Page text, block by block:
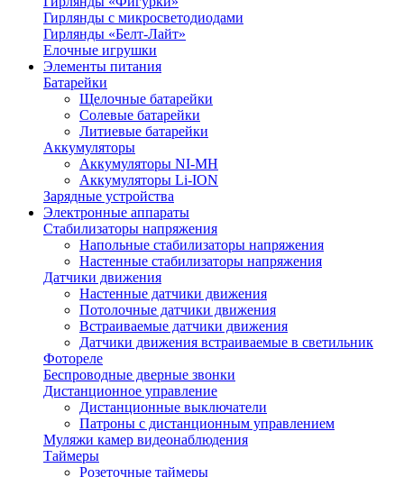
Гирлянды с микросветодиодами
Гирлянды «Белт-Лайт»
Елочные игрушки
Элементы питания
Батарейки
Щелочные батарейки
Солевые батарейки
Литиевые батарейки
Аккумуляторы
Аккумуляторы NI-MH
Аккумуляторы Li-ION
Зарядные устройства
Электронные аппараты
Стабилизаторы напряжения
Напольные стабилизаторы напряжения
Настенные стабилизаторы напряжения
Датчики движения
Настенные датчики движения
Потолочные датчики движения
Встраиваемые датчики движения
Датчики движения встраиваемые в светильник
Фотореле
Беспроводные дверные звонки
Дистанционное управление
Дистанционные выключатели
Патроны с дистанционным управлением
Муляжи камер видеонаблюдения
Таймеры
Розеточные таймеры